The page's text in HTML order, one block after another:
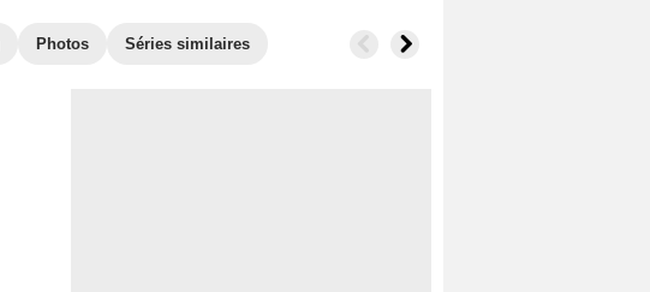
Photos Séries similaires